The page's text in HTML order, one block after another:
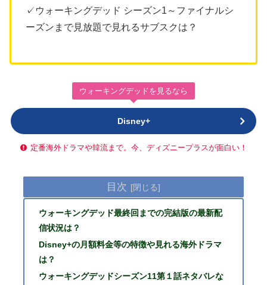
✓ウォーキングデッド シーズン1～ファイナルシ
ーズンまで見放題で見れるサブスクは？
ウォーキングデッドを見るなら
Disney+
定番海外ドラマや韓流まで。今、ディズニープラスが面白い！
目次
ウォーキングデッド最終回までの完結版の最新配
信状況は？
Disney+の月額料金等の特徴や見れる海外ドラマ
は？
ウォーキングデッドシーズン11第１話ネタバレな